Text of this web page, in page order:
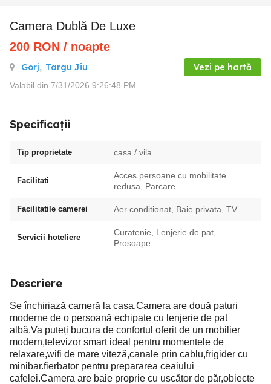
Camera Dublă De Luxe
200 RON / noapte
Gorj, Targu Jiu Vezi pe hartă
Valabil din 7/31/2026 9:26:48 PM
Specificații
Tip proprietate casa / vila
Facilitati
Acces persoane cu mobilitate
redusa, Parcare
Facilitatile camerei Aer conditionat, Baie privata, TV
Servicii hoteliere
Curatenie, Lenjerie de pat,
Prosoape
Descriere
Se închiriază cameră la casa.Camera are două paturi
moderne de o persoană echipate cu lenjerie de pat
albă.Va puteți bucura de confortul oferit de un mobilier
modern,televizor smart ideal pentru momentele de
relaxare,wifi de mare viteză,canale prin cablu,frigider cu
minibar.fierbator pentru prepararea ceaiului
cafelei.Camera are baie proprie cu uscător de păr,obiecte